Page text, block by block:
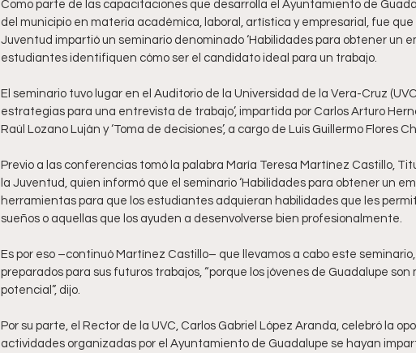
Como parte de las capacitaciones que desarrolla el Ayuntamiento de
del municipio en materia académica, laboral, artística y empresarial, fue
Juventud impartió un seminario denominado ‘Habilidades para obtener un
estudiantes identifiquen cómo ser el candidato ideal para un trabajo.
El seminario tuvo lugar en el Auditorio de la Universidad de la Vera-Cruz
estrategias para una entrevista de trabajo’, impartida por Carlos Arturo
Raúl Lozano Luján y ‘Toma de decisiones’, a cargo de Luis Guillermo Flores
Previo a las conferencias tomó la palabra María Teresa Martínez Castillo,
la Juventud, quien informó que el seminario ‘Habilidades para obtener un
herramientas para que los estudiantes adquieran habilidades que les
sueños o aquellas que los ayuden a desenvolverse bien profesionalmente.
Es por eso –continuó Martínez Castillo– que llevamos a cabo este
preparados para sus futuros trabajos, “porque los jóvenes de Guadalupe
potencial”, dijo.
Por su parte, el Rector de la UVC, Carlos Gabriel López Aranda, celebró la
actividades organizadas por el Ayuntamiento de Guadalupe se hayan